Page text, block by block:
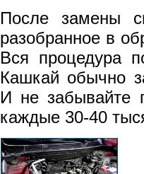
После замены
разобранное в
Вся процедура
Кашкай обычно
И не забывайте
каждые 30-40